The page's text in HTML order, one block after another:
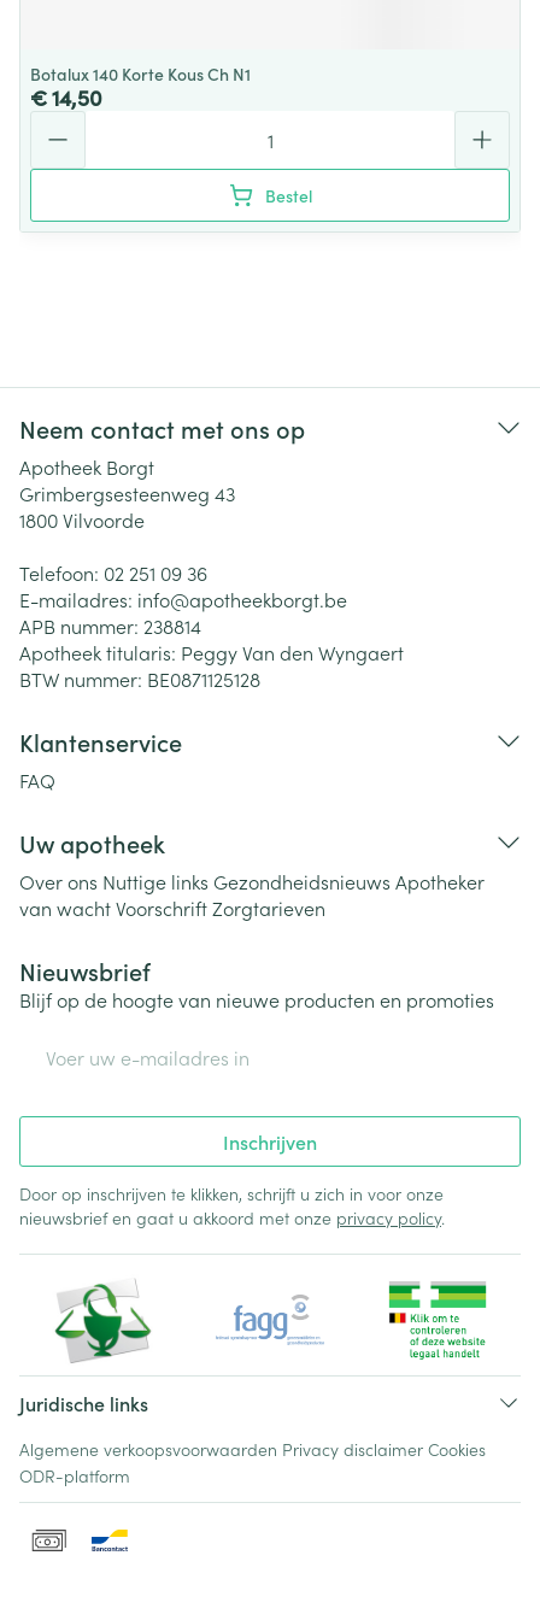
Botalux 140 Korte Kous Ch N1
€ 14,50
Bestel
Neem contact met ons op
Apotheek Borgt
Grimbergsesteenweg 43
1800Vilvoorde
Telefoon: 02 251 09 36
E-mailadres: info@apotheekborgt.be
APB nummer: 238814
Apotheek titularis: Peggy Van den Wyngaert
BTW nummer: BE0871125128
Klantenservice
FAQ
Uw apotheek
Over ons Nuttige links Gezondheidsnieuws Apotheker
van wachtVoorschriftZorgtarieven
Nieuwsbrief
Blijf op de hoogte van nieuwe producten en promoties
Inschrijven
Door op inschrijven te klikken, schrijft u zich in voor onze
nieuwsbrief en gaat u akkoord met onze privacy policy.
Juridische links
Algemene verkoopsvoorwaarden Privacy disclaimer Cookies
ODR-platform